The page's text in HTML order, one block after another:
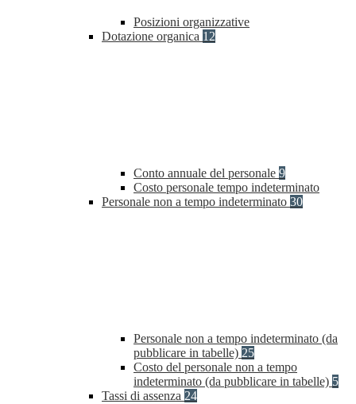
Posizioni organizzative
Dotazione organica 12
Conto annuale del personale 9
Costo personale tempo indeterminato
Personale non a tempo indeterminato 30
Personale non a tempo indeterminato (da
pubblicare in tabelle) 25
Costo del personale non a tempo
indeterminato (da pubblicare in tabelle) 5
Tassi di assenza 24